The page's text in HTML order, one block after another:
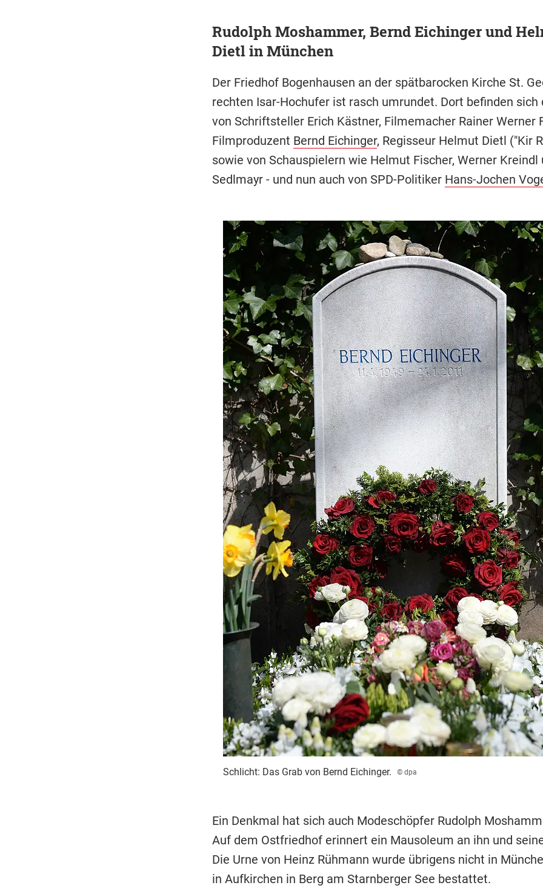
Rudolph Moshammer, Bernd Eichinger und
Dietl in München
Der Friedhof Bogenhausen an der spätbarocken Kirche St.
rechten Isar-Hochufer ist rasch umrundet. Dort befinden sich
von Schriftsteller Erich Kästner, Filmemacher Rainer Werner
Filmproduzent Bernd Eichinger, Regisseur Helmut Dietl ("Kir
sowie von Schauspielern wie Helmut Fischer, Werner Kreindl
Sedlmayr - und nun auch von SPD-Politiker Hans-Jochen
Schlicht: Das Grab von Bernd Eichinger. © dpa
Ein Denkmal hat sich auch Modeschöpfer Rudolph
Auf dem Ostfriedhof erinnert ein Mausoleum an ihn und
Die Urne von Heinz Rühmann wurde übrigens nicht in
in Aufkirchen in Berg am Starnberger See bestattet.